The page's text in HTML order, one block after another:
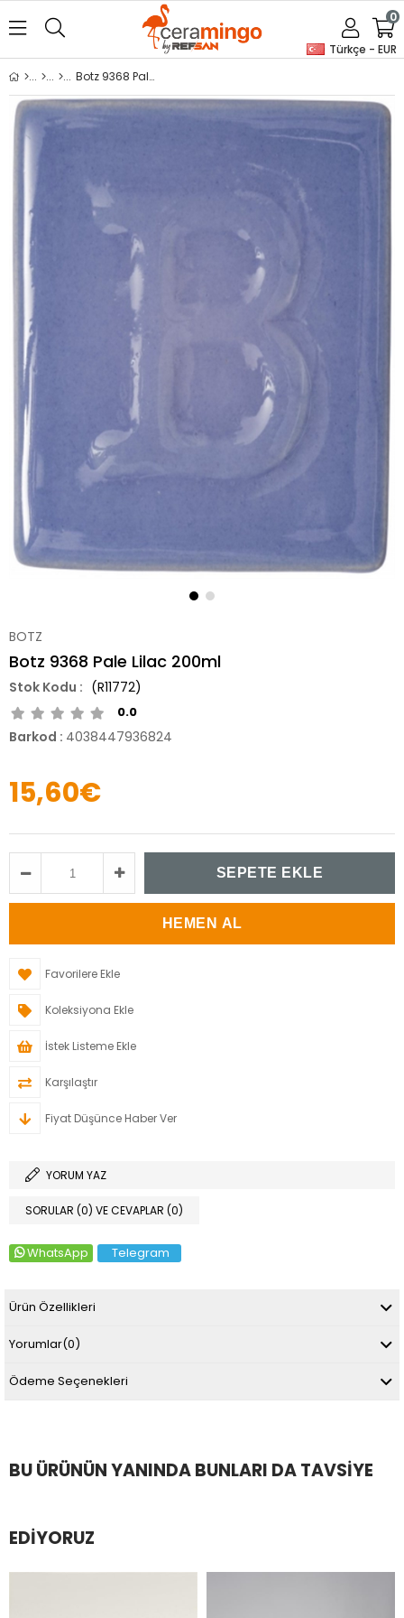
Türkçe - EUR
0
Botz 9368 Pale Lilac 200ml
BOTZ
Botz 9368 Pale Lilac 200ml
(R11772)
0.0
Barkod : 4038447936824
15,60€
Favorilere Ekle
Koleksiyona Ekle
İstek Listeme Ekle
Karşılaştır
Fiyat Düşünce Haber Ver
YORUM YAZ
SORULAR (0) VE CEVAPLAR (0)
WhatsApp Telegram
Ürün Özellikleri
Yorumlar(0)
Ödeme Seçenekleri
BU ÜRÜNÜN YANINDA BUNLARI DA TAVSIYE
EDIYORUZ